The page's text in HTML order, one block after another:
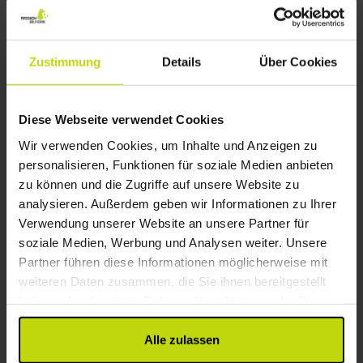
Zustimmung Details Über Cookies
Diese Webseite verwendet Cookies
Wir verwenden Cookies, um Inhalte und Anzeigen zu
personalisieren, Funktionen für soziale Medien anbieten
zu können und die Zugriffe auf unsere Website zu
analysieren. Außerdem geben wir Informationen zu Ihrer
Verwendung unserer Website an unsere Partner für
soziale Medien, Werbung und Analysen weiter. Unsere
Partner führen diese Informationen möglicherweise mit
weiteren Daten zusammen, die Sie ihnen bereitgestellt
gesammelt haben.
Alle zulassen
Aug 113,-
Gesamt 226,-
Okt
Mehr anzeigen
Die Insel Møn - einfach traumhaft